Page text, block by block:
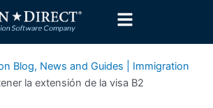
Blog, News and Guides | Immigration
la extensión de la visa B2